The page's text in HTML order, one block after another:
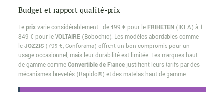
Budget et rapport qualité-prix
Leprixvarie considérablement : de 499 € pour leFRIHETEN(IKEA) à 1
849 € pour leVOLTAIRE(Bobochic). Les modèles abordables comme
leJOZZIS(799 €, Conforama) offrent un bon compromis pour un
usage occasionnel, mais leur durabilité est limitée. Les marques haut
de gamme commeConvertible de Francejustifient leurs tarifs par des
mécanismes brevetés (Rapido®) et des matelas haut de gamme.